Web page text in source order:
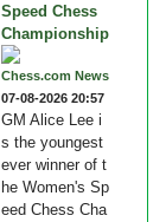
Speed Chess
Championship
Chess.com News
07-08-2026 20:57
GM Alice Lee i
s the youngest
ever winner of t
he Women's Sp
eed Chess Cha